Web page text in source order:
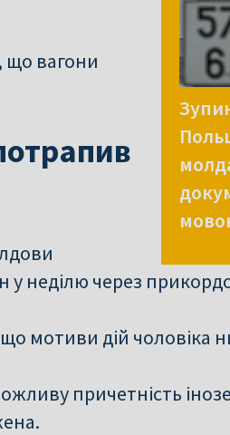
що вагони
неділю через
мотиви дій чоловіка
причетність